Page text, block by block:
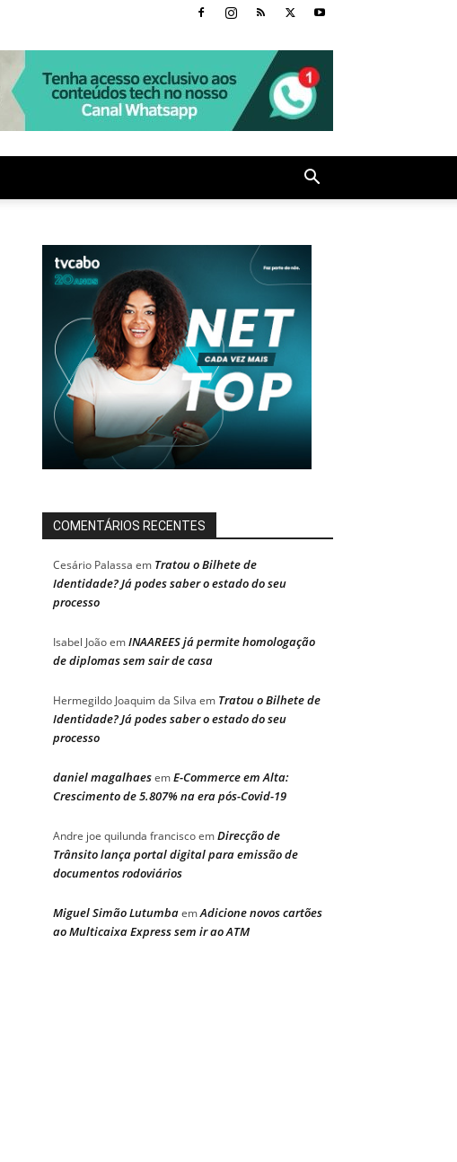
COMENTÁRIOS RECENTES
Cesário Palassa em Tratou o Bilhete de
Identidade? Já podes saber o estado do seu
processo
Isabel JoãoemINAAREES já permite homologação
de diplomas sem sair de casa
Hermegildo Joaquim da Silva em Tratou o Bilhete de
Identidade? Já podes saber o estado do seu
processo
daniel magalhaesemE-Commerce em Alta:
Crescimento de 5.807% na era pós-Covid-19
Andre joe quilunda franciscoemDirecção de
Trânsito lança portal digital para emissão de
documentos rodoviários
Miguel Simão LutumbaemAdicione novos cartões
ao Multicaixa Express sem ir ao ATM